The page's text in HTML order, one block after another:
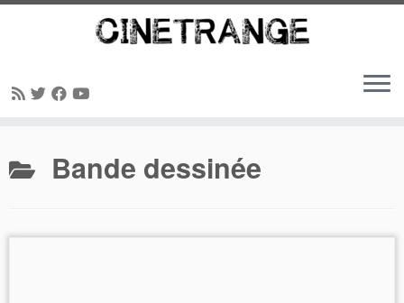
au
contenu Bande dessinée